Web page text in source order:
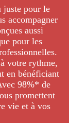
juste pour le
accompagner
aussi
pour les
votre rythme,
en bénéficiant
98%* de
promettent
vie et à vos